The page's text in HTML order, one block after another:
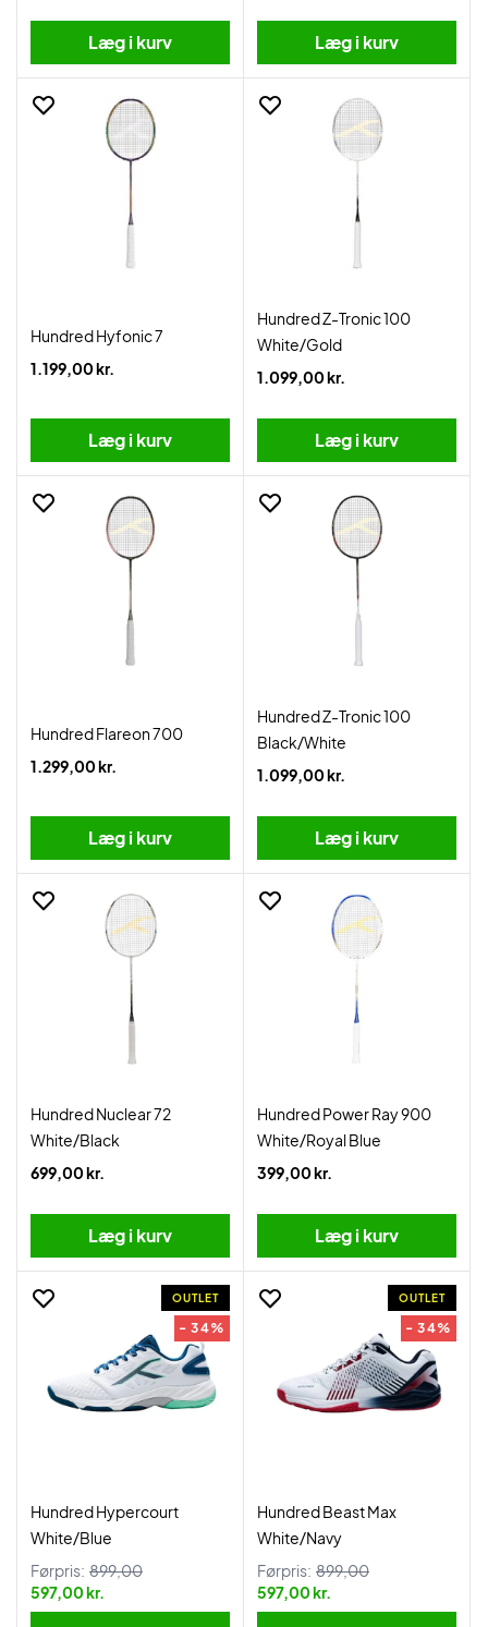
Læg i kurv Læg i kurv
Hundred Hyfonic 7
1.199,00 kr.
Læg i kurv
Hundred Z-Tronic 100
White/Gold
1.099,00 kr.
Læg i kurv
Hundred Flareon 700
1.299,00 kr.
Læg i kurv
Hundred Z-Tronic 100
Black/White
1.099,00 kr.
Læg i kurv
Hundred Nuclear 72
White/Black
699,00 kr.
Læg i kurv
Hundred Power Ray 900
White/Royal Blue
399,00 kr.
Læg i kurv
OUTLET
- 34%
Hundred Hypercourt
White/Blue
Førpris: 899,00
597,00 kr.
OUTLET
- 34%
Hundred Beast Max
White/Navy
Førpris: 899,00
597,00 kr.